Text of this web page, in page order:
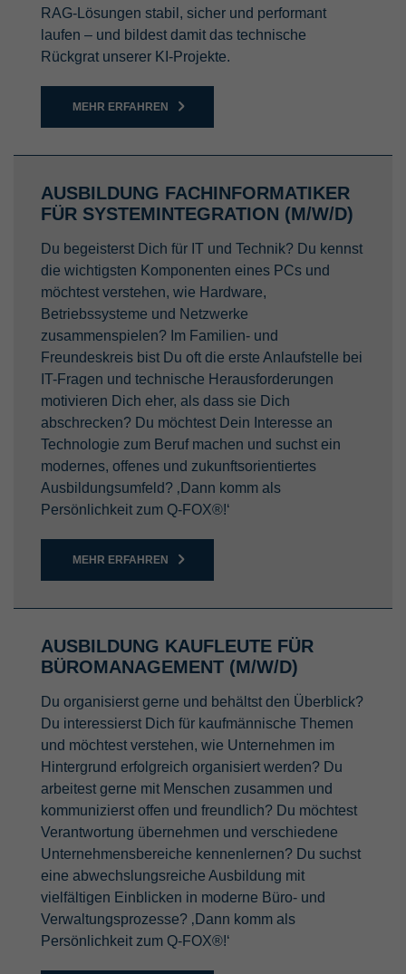
RAG-Lösungen stabil, sicher und performant
laufen – und bildest damit das technische
Rückgrat unserer KI-Projekte.
MEHR ERFAHREN
AUSBILDUNG FACHINFORMATIKER
FÜR SYSTEMINTEGRATION (M/W/D)
Du begeisterst Dich für IT und Technik? Du kennst
die wichtigsten Komponenten eines PCs und
möchtest verstehen, wie Hardware,
Betriebssysteme und Netzwerke
zusammenspielen? Im Familien- und
Freundeskreis bist Du oft die erste Anlaufstelle bei
IT-Fragen und technische Herausforderungen
motivieren Dich eher, als dass sie Dich
abschrecken? Du möchtest Dein Interesse an
Technologie zum Beruf machen und suchst ein
modernes, offenes und zukunftsorientiertes
Ausbildungsumfeld? ‚Dann komm als
Persönlichkeit zum Q-FOX®!‘
MEHR ERFAHREN
AUSBILDUNG KAUFLEUTE FÜR
BÜROMANAGEMENT (M/W/D)
Du organisierst gerne und behältst den Überblick?
Du interessierst Dich für kaufmännische Themen
und möchtest verstehen, wie Unternehmen im
Hintergrund erfolgreich organisiert werden? Du
arbeitest gerne mit Menschen zusammen und
kommunizierst offen und freundlich? Du möchtest
Verantwortung übernehmen und verschiedene
Unternehmensbereiche kennenlernen? Du suchst
eine abwechslungsreiche Ausbildung mit
vielfältigen Einblicken in moderne Büro- und
Verwaltungsprozesse? ‚Dann komm als
Persönlichkeit zum Q-FOX®!‘
Anbieter TYPO3 CMS
Laufzeit
Zweck
Wird von der Drittanbieter TYPO3-
Extension "staticfilecache" verwendet. Mit
entsprechend der statische Cache aktiviert
bzw. deaktiviert.
Name be_lastLoginProvider
TYPO3 CMS
Laufzeit 90 Tage
Zweck
Wird von TYPO3 verwendet. Das Cookie
enthält den Key des verwendeten TYPO3-
Backend-Login-Providers (nur für
Administratoren relevant).
Laufzeit Sitzung
Zweck
Wird verwendet, um Daten zu Google
Verhalten des Besuchers zu senden.
Name Facebook Pixel
Laufzeit 1 Jahr
Zweck
Analyse des Nutzerverhaltens und
verhaltensbezogene Werbung auf
Facebook
LinkedIn Insight Tag
Anbieter LinkedIn Corporation
Laufzeit 6 Monate
LinkedIn
Name PREF
Anbieter YouTube
Laufzeit 8 Monate
Zweck
registriert eine eindeutige ID, die von
Google verwendet wird, um Statistiken
dazu, wie der Besucher YouTube-Videos
auf verschiedenen Websites nutzt, zu
behalten.
Anbieter YouTube
Laufzeit 20 Jahre und 1 Monat
Zweck
Dieser Cookie wird von eingebetteten
YouTube-Videos gesetzt. Es registriert
anonyme statistische Daten, z.B. wie oft
das Video angezeigt wird und welche
Einstellungen für die Wiedergabe
verwendet werden.
Anbieter YouTube
Laufzeit 1 Tag
Wird von YouTube verwendet. Das Cookie
registriert eine eindeutige ID auf mobilen
Geräten, um Tracking basierend auf dem
geografischen GPS-Standort zu
ermöglichen.